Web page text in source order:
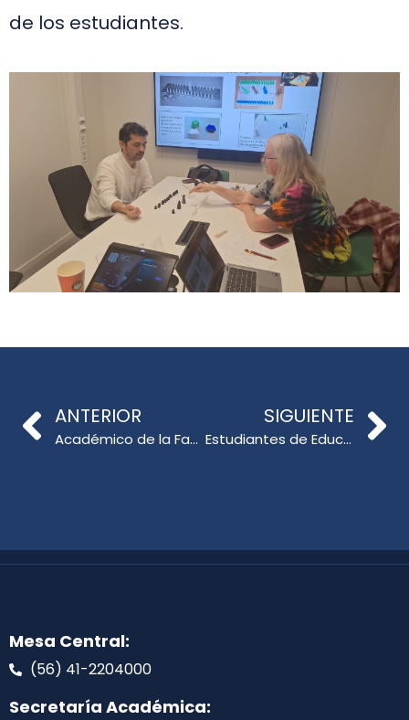
de los estudiantes.
ANTERIOR
Académico de la Facultad de Educación presenta investigación en prestigioso congreso internacional en Noruega
SIGUIENTE
Estudiantes de Educación Parvularia y Pedagogía en Matemática lideran exitosamente las III Olimpiadas de Habilidades Matemáticas del SLEP Andalién Sur
Mesa Central:
(56) 41-2204000
Secretaría Académica: